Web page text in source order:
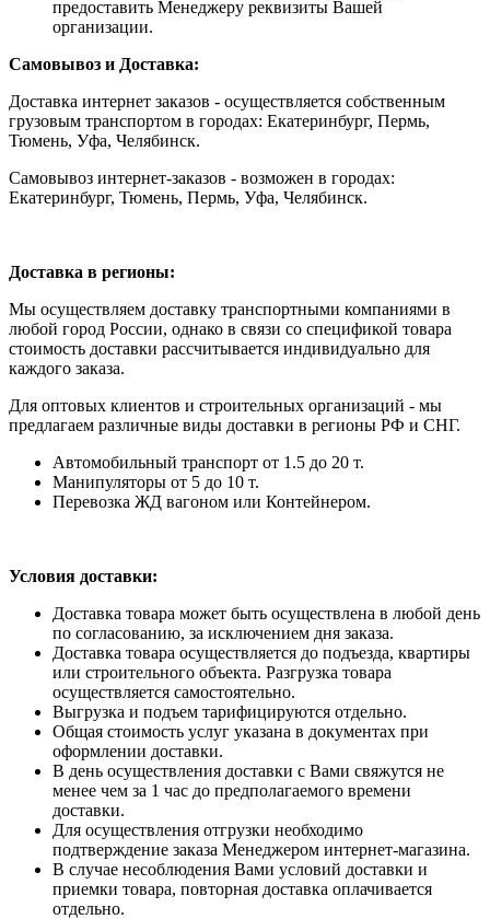
предоставить Менеджеру реквизиты Вашей
организации.
Самовывоз и Доставка:
Доставка интернет заказов - осуществляется собственным
грузовым транспортом в городах: Екатеринбург, Пермь,
Тюмень, Уфа, Челябинск.
Самовывоз интернет-заказов - возможен в городах:
Екатеринбург, Тюмень, Пермь, Уфа, Челябинск.
Доставка в регионы:
Мы осуществляем доставку транспортными компаниями в
любой город России, однако в связи со спецификой товара
стоимость доставки рассчитывается индивидуально для
каждого заказа.
Для оптовых клиентов и строительных организаций - мы
предлагаем различные виды доставки в регионы РФ и СНГ.
Автомобильный транспорт от 1.5 до 20 т.
Манипуляторы от 5 до 10 т.
Перевозка ЖД вагоном или Контейнером.
Условия доставки:
Доставка товара может быть осуществлена в любой день
по согласованию, за исключением дня заказа.
Доставка товара осуществляется до подъезда, квартиры
или строительного объекта. Разгрузка товара
осуществляется самостоятельно.
Выгрузка и подъем тарифицируются отдельно.
Общая стоимость услуг указана в документах при
оформлении доставки.
В день осуществления доставки с Вами свяжутся не
менее чем за 1 час до предполагаемого времени
доставки.
Для осуществления отгрузки необходимо
подтверждение заказа Менеджером интернет-магазина.
В случае несоблюдения Вами условий доставки и
приемки товара, повторная доставка оплачивается
отдельно.